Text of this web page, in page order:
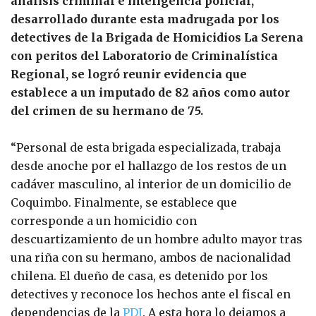
desarrollado durante esta madrugada por los
detectives de la Brigada de Homicidios La Serena
con peritos del Laboratorio de Criminalística
Regional, se logró reunir evidencia que
establece a un imputado de 82 años como autor
del crimen de su hermano de 75.
“Personal de esta brigada especializada, trabaja
desde anoche por el hallazgo de los restos de un
cadáver masculino, al interior de un domicilio de
Coquimbo. Finalmente, se establece que
corresponde a un homicidio con
descuartizamiento de un hombre adulto mayor tras
una riña con su hermano, ambos de nacionalidad
chilena. El dueño de casa, es detenido por los
detectives y reconoce los hechos ante el fiscal en
dependencias de la PDI. A esta hora lo dejamos a